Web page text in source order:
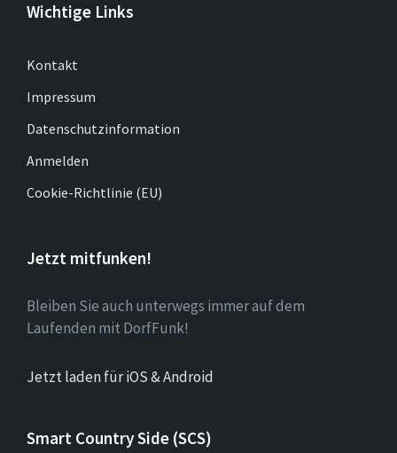
Wichtige Links
Kontakt
Impressum
Datenschutzinformation
Anmelden
Cookie-Richtlinie (EU)
Jetzt mitfunken!
Bleiben Sie auch unterwegs immer auf dem
Laufenden mit DorfFunk!
Jetzt laden für iOS & Android
Smart Country Side (SCS)